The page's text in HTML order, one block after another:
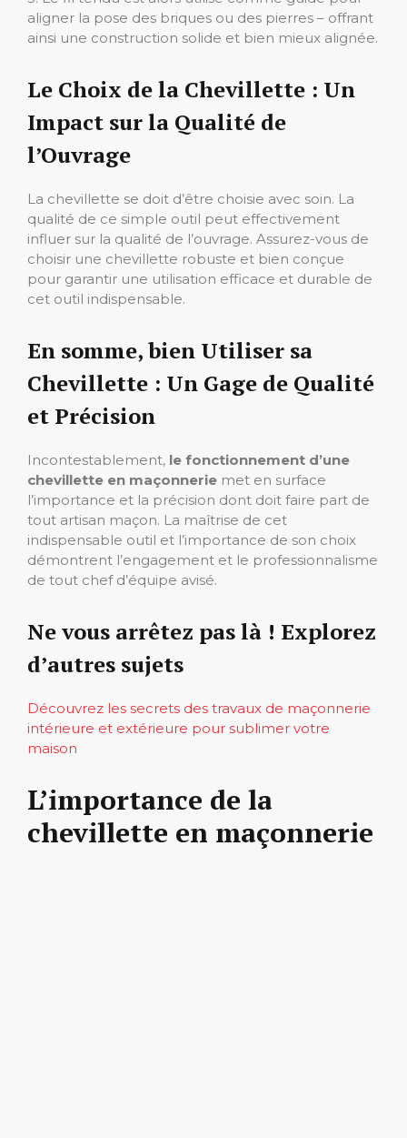
aligner la pose des briques ou des pierres – offrant
ainsi une construction solide et bien mieux alignée.
Le Choix de la Chevillette : Un
Impact sur la Qualité de
l’Ouvrage
La chevillette se doit d’être choisie avec soin. La
qualité de ce simple outil peut effectivement
influer sur la qualité de l’ouvrage. Assurez-vous de
choisir une chevillette robuste et bien conçue
pour garantir une utilisation efficace et durable de
cet outil indispensable.
En somme, bien Utiliser sa
Chevillette : Un Gage de Qualité
et Précision
Incontestablement, le fonctionnement d’une
chevillette en maçonnerie met en surface
l’importance et la précision dont doit faire part de
tout artisan maçon. La maîtrise de cet
indispensable outil et l’importance de son choix
démontrent l’engagement et le professionnalisme
de tout chef d’équipe avisé.
Ne vous arrêtez pas là ! Explorez
d’autres sujets
Découvrez les secrets des travaux de maçonnerie
intérieure et extérieure pour sublimer votre
maison
L’importance de la
chevillette en maçonnerie